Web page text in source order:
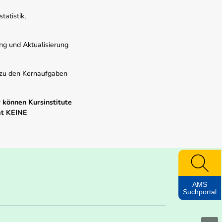
und Aktualisierung
den Kernaufgaben
Kursinstitute
KEINE
AMS
Suchportal